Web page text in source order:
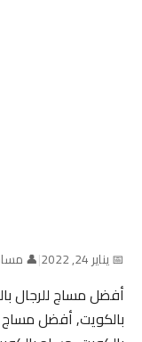
📅 يناير 24, 2022 |👤 مساج
أفضل مساج للرجال
بالكويت, أفضل مساج